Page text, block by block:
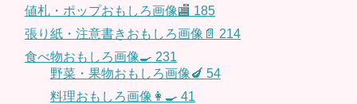
値札・ポップおもしろ画像🏬 185
張り紙・注意書きおもしろ画像📄 214
食べ物おもしろ画像🍳 231
野菜・果物おもしろ画像🍆 54
料理おもしろ画像👩‍🍳 41